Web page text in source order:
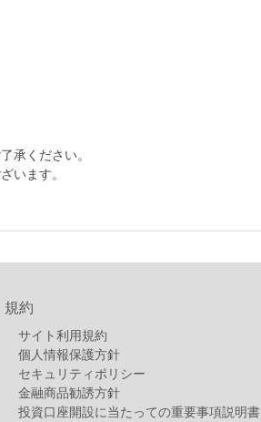
承ください。
います。
規約
サイト利用規約
個人情報保護方針
セキュリティポリシー
金融商品勧誘方針
投資口座開設に当たっての重要事項説明書